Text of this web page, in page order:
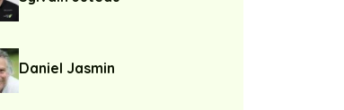
Daniel Jasmin